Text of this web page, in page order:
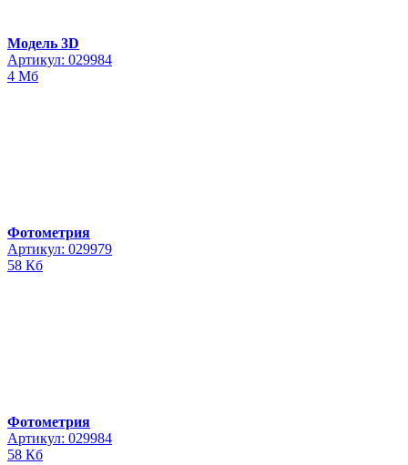
Модель 3D
Артикул: 029984
4 Мб
Фотометрия
Артикул: 029979
58 Кб
Фотометрия
Артикул: 029984
58 Кб